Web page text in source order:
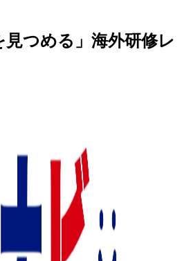
見つめる」海外研修レ